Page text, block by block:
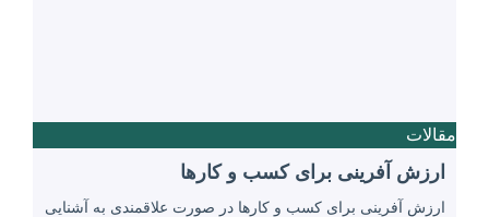
مقالات
ارزش آفرینی برای کسب و کارها
ارزش آفرینی برای کسب و کارها در صورت علاقمندی به آشنایی